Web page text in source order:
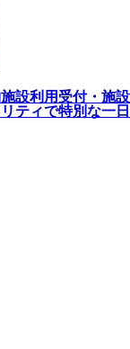
設利用受付・施設
ティで特別な一日